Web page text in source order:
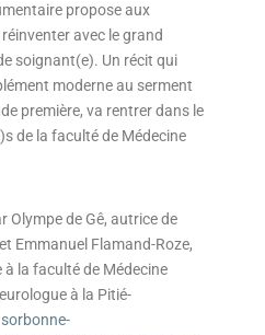
propose aux
avec le grand
soignant(e). Un récit qui
moderne au serment
première, va rentrer dans le
de la faculté de Médecine
Olympe de Gê, autrice de
Emmanuel Flamand-Roze,
la faculté de Médecine
à la Pitié-